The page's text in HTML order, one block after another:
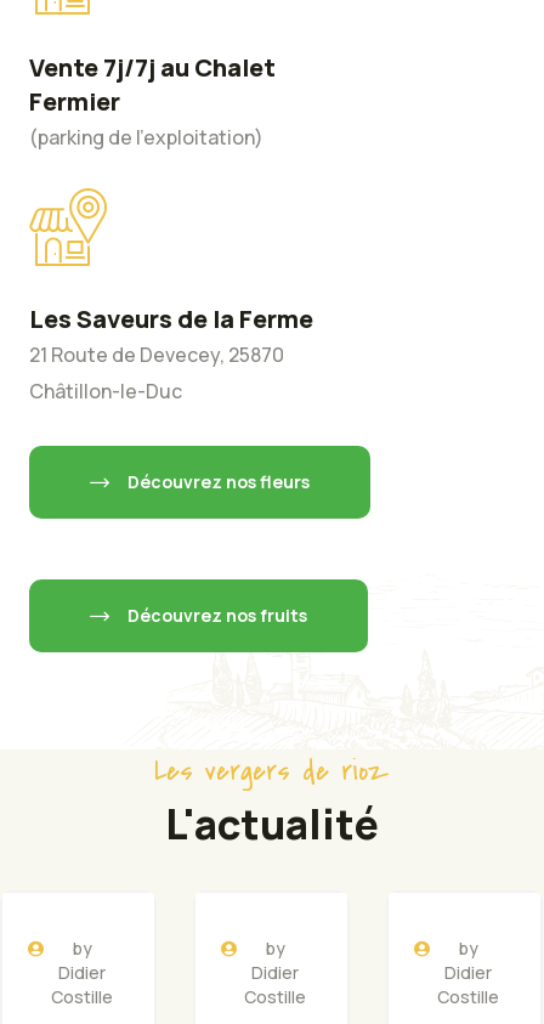
Vente 7j/7j au Chalet
Fermier
(parking de l'exploitation)
Les Saveurs de la Ferme
21 Route de Devecey, 25870
Châtillon-le-Duc
Découvrez nos fleurs
Découvrez nos fruits
Les vergers de rioz
L'actualité
by
Didier
Costille
by
Didier
Costille
by
Didier
Costille